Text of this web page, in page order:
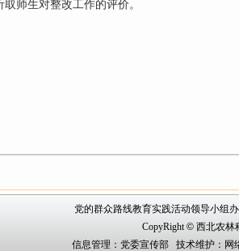
师生对整改工作的评价。
党的群众路线教育实践活动领导小组
CopyRight© 西北农林
信息管理：党委宣传部 技术维护：网